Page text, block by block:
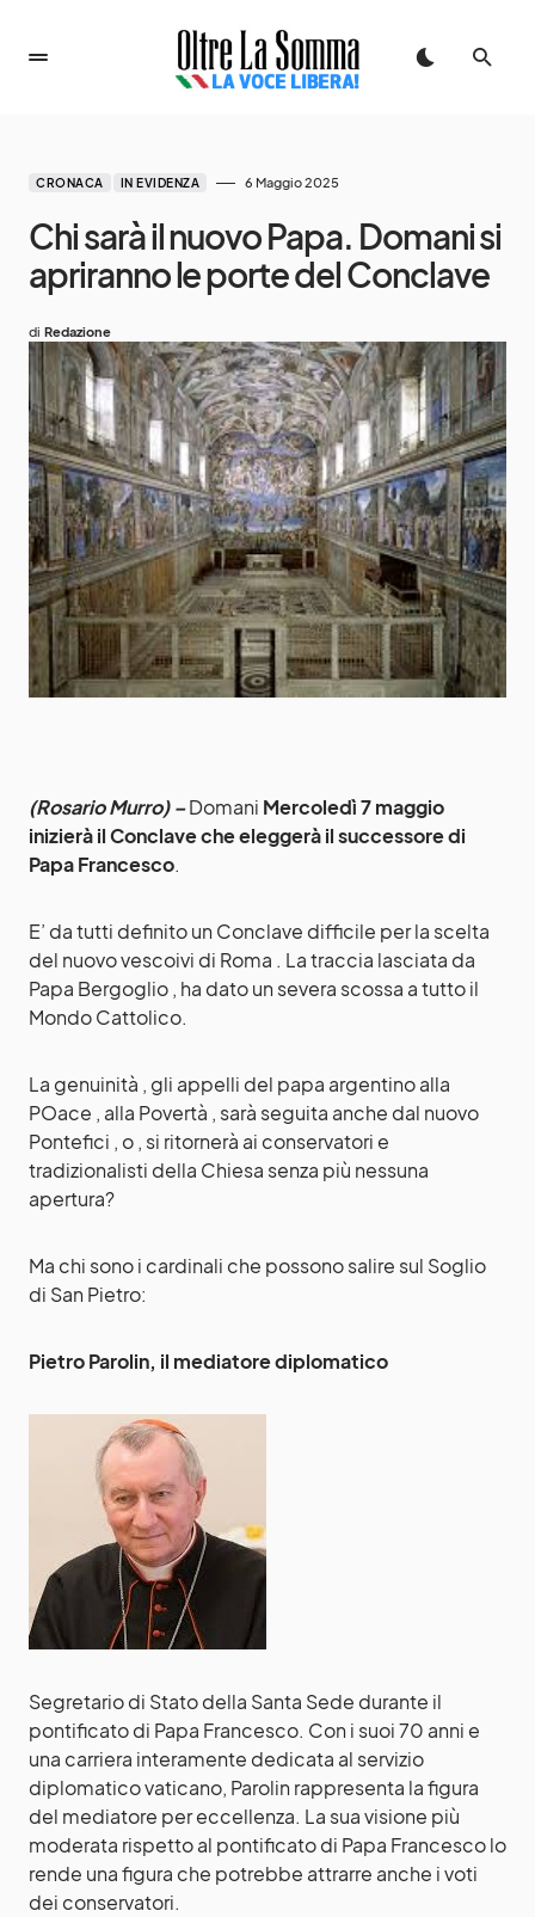
CRONACA IN EVIDENZA 6 Maggio 2025
Chi sarà il nuovo Papa. Domani si
apriranno le porte del Conclave
di Redazione
(Rosario Murro) –Domani Mercoledì 7 maggio
inizierà il Conclave che eleggerà il successore di
Papa Francesco.
E’ da tutti definito un Conclave difficile per la scelta
del nuovo vescoivi di Roma . La traccia lasciata da
Papa Bergoglio , ha dato un severa scossa a tutto il
Mondo Cattolico.
La genuinità , gli appelli del papa argentino alla
POace , alla Povertà , sarà seguita anche dal nuovo
Pontefici , o , si ritornerà ai conservatori e
tradizionalisti della Chiesa senza più nessuna
apertura?
Ma chi sono i cardinali che possono salire sul Soglio
di San Pietro:
Pietro Parolin, il mediatore diplomatico
Segretario di Stato della Santa Sede durante il
pontificato di Papa Francesco. Con i suoi 70 anni e
una carriera interamente dedicata al servizio
diplomatico vaticano, Parolin rappresenta la figura
del mediatore per eccellenza. La sua visione più
moderata rispetto al pontificato di Papa Francesco lo
rende una figura che potrebbe attrarre anche i voti
dei conservatori.